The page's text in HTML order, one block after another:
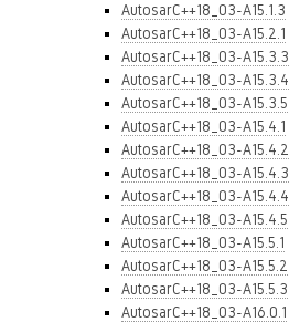
AutosarC++18_03-A15.1.3
AutosarC++18_03-A15.2.1
AutosarC++18_03-A15.3.3
AutosarC++18_03-A15.3.4
AutosarC++18_03-A15.3.5
AutosarC++18_03-A15.4.1
AutosarC++18_03-A15.4.2
AutosarC++18_03-A15.4.3
AutosarC++18_03-A15.4.4
AutosarC++18_03-A15.4.5
AutosarC++18_03-A15.5.1
AutosarC++18_03-A15.5.2
AutosarC++18_03-A15.5.3
AutosarC++18_03-A16.0.1